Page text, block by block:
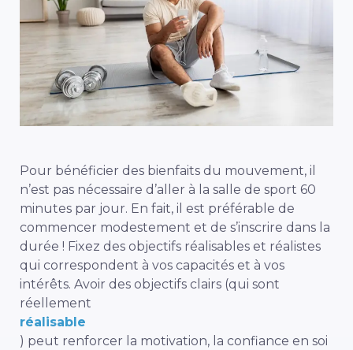
Pour bénéficier des bienfaits du mouvement, il
n’est pas nécessaire d’aller à la salle de sport 60
minutes par jour. En fait, il est préférable de
commencer modestement et de s’inscrire dans la
durée ! Fixez des objectifs réalisables et réalistes
qui correspondent à vos capacités et à vos
intérêts. Avoir des objectifs clairs (qui sont
réellement
réalisable
) peut renforcer la motivation, la confiance en soi